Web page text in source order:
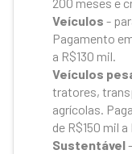
Veículos-
Pagamento
a R$130 mil.
Veículos
tratores,
agrícolas.
de R$150 mil
Sustentável